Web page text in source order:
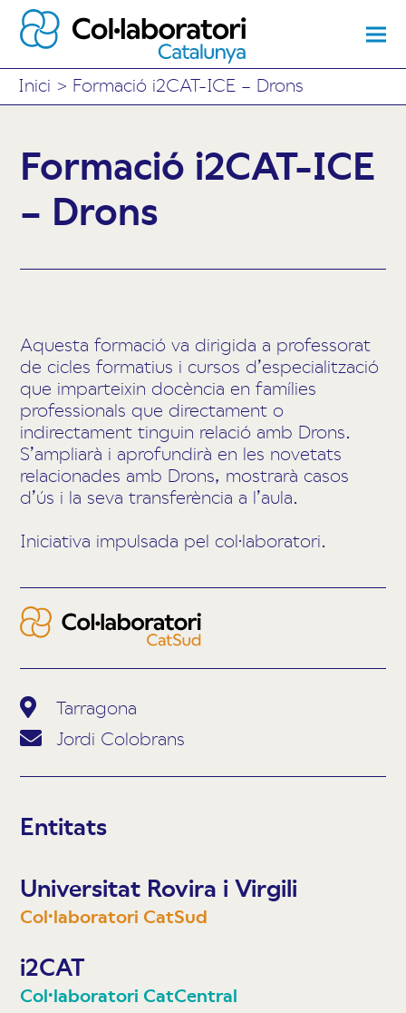
Inici > Formació i2CAT-ICE – Drons
Formació i2CAT-ICE
– Drons
Aquesta formació va dirigida a professorat
de cicles formatius i cursos d’especialització
que imparteixin docència en famílies
professionals que directament o
indirectament tinguin relació amb Drons.
S’ampliarà i aprofundirà en les novetats
relacionades amb Drons, mostrarà casos
d’ús i la seva transferència a l’aula.
Iniciativa impulsada pel col·laboratori.
Tarragona
Jordi Colobrans
Entitats
Universitat Rovira i Virgili
Col·laboratori CatSud
i2CAT
Col·laboratori CatCentral